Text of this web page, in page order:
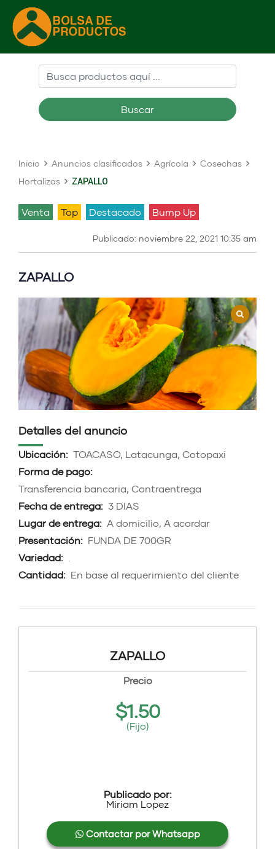
Buscar
Inicio Anuncios clasificados Agrícola
Cosechas
Hortalizas
ZAPALLO
venta Top Destacado Bump Up
Publicado: noviembre 22, 2021 10:35 am
ZAPALLO
Detalles del anuncio
Ubicación: TOACASO, Latacunga, Cotopaxi
Forma de pago:
Transferencia bancaria, Contraentrega
Fecha de entrega: 3 DIAS
Lugar de entrega: A domicilio, A acordar
Presentación: FUNDA DE 700GR
Variedad:
Cantidad: En base al requerimiento del cliente
ZAPALLO
Precio
$1.50
(Fijo)
Publicado por:
Miriam Lopez
Contactar por Whatsapp